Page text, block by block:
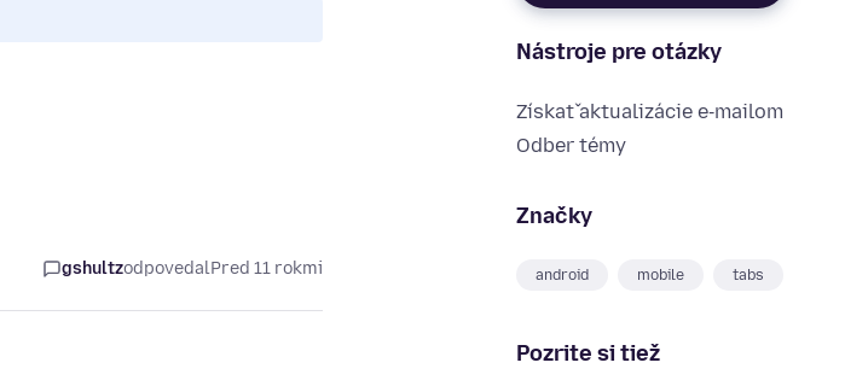
Nástroje pre otázky
Získať aktualizácie e‑mailom
Odber témy
Značky
android mobile tabs
Pozrite si tiež
gshultzodpovedalPred 11 rokmi